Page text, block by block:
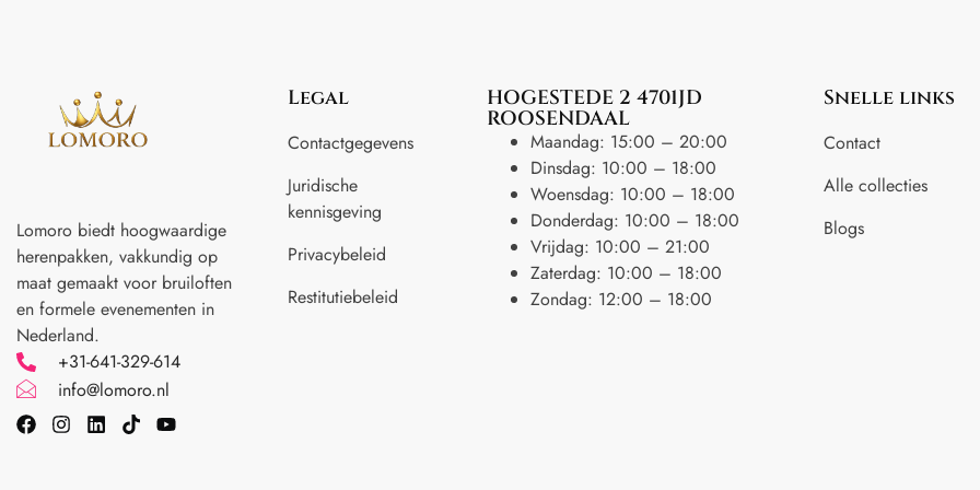
Lomoro biedt hoogwaardige
herenpakken, vakkundig op
maat gemaakt voor bruiloften
en formele evenementen in
Nederland.
+31-641-329-614
info@lomoro.nl
Legal
Contactgegevens
Juridische
kennisgeving
Privacybeleid
Restitutiebeleid
HOGESTEDE 2 4701JD
ROOSENDAAL
Maandag: 15:00 – 20:00
Dinsdag: 10:00 – 18:00
Woensdag: 10:00 – 18:00
Donderdag: 10:00 – 18:00
Vrijdag: 10:00 – 21:00
Zaterdag: 10:00 – 18:00
Zondag: 12:00 – 18:00
Snelle links
Contact
Alle collecties
Blogs